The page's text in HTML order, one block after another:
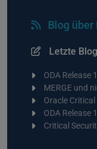
Blog über
Letzte
ODA Release
MERGE und
Oracle
ODA Release
Critical